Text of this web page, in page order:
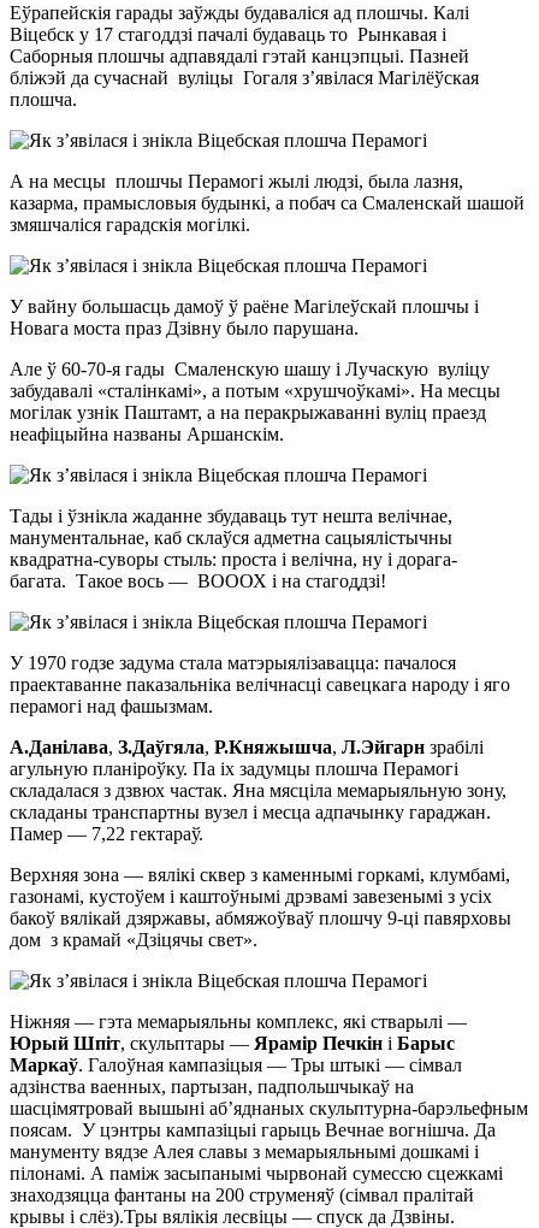
Еўрапейскія гарады заўжды будаваліся ад плошчы. Калі
Віцебск у 17 стагоддзі пачалі будаваць то Рынкавая і
Саборныя плошчы адпавядалі гэтай канцэпцыі. Пазней
бліжэй да сучаснай вуліцы Гогаля з’явілася Магілёўская
плошча.
А на месцы плошчы Перамогі жылі людзі, была лазня,
казарма, прамысловыя будынкі, а побач са Смаленскай шашой
змяшчаліся гарадскія могілкі.
У вайну большасць дамоў ў раёне Магілеўскай плошчы і
Новага моста праз Дзівну было парушана.
Але ў 60-70-я гады Смаленскую шашу і Лучаскую вуліцу
забудавалі «сталінкамі», а потым «хрушчоўкамі». На месцы
могілак узнік Паштамт, а на перакрыжаванні вуліц праезд
неафіцыйна названы Аршанскім.
Тады і ўзнікла жаданне збудаваць тут нешта велічнае,
манументальнае, каб склаўся адметна сацыялістычны
квадратна-суворы стыль: проста і велічна, ну і дорага-
багата. Такое вось — ВОООХ і на стагоддзі!
У 1970 годзе задума стала матэрыялізавацца: пачалося
праектаванне паказальніка велічнасці савецкага народу і яго
перамогі над фашызмам.
А.Данілава, З.Даўгяла, Р.Княжышча, Л.Эйгарн зрабілі
агульную планіроўку. Па іх задумцы плошча Перамогі
складалася з дзвюх частак. Яна мясціла мемарыяльную зону,
складаны транспартны вузел і месца адпачынку гараджан.
Памер — 7,22 гектараў.
Верхняя зона — вялікі сквер з каменнымі горкамі, клумбамі,
газонамі, кустоўем і каштоўнымі дрэвамі завезенымі з усіх
бакоў вялікай дзяржавы, абмяжоўваў плошчу 9-ці павярховы
дом з крамай «Дзіцячы свет».
Ніжняя — гэта мемарыяльны комплекс, які стварылі —
Юрый Шпіт, скульптары — Ярамір Печкін і Барыс
Маркаў. Галоўная кампазіцыя — Тры штыкі — сімвал
адзінства ваенных, партызан, падпольшчыкаў на
шасцімятровай вышыні аб’яднаных скульптурна-барэльефным
поясам. У цэнтры кампазіцыі гарыць Вечнае вогнішча. Да
манументу вядзе Алея славы з мемарыяльнымі дошкамі і
пілонамі. А паміж засыпанымі чырвонай сумессю сцежкамі
знаходзяцца фантаны на 200 струменяў (сімвал пралітай
крывы і слёз).Тры вялікія лесвіцы — спуск да Дзвіны.